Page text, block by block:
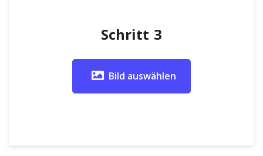
Schritt 3
Bild auswählen